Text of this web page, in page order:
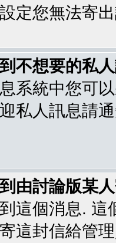
定您無法寄
不想要的私
系統中您可
私人訊息請
由討論版某
這個消息. 這
這封信給管